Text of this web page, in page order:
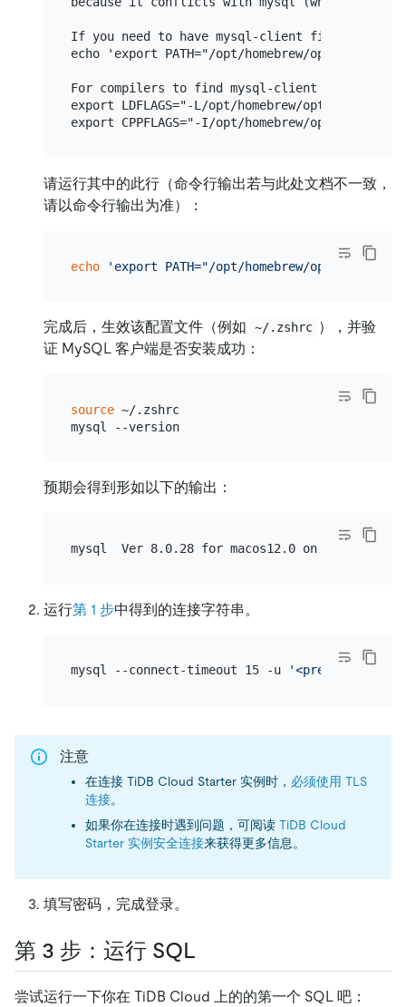
If you need to have mysql-client first in your
echo 'export PATH="/opt/homebrew/opt/mysql-
For compilers to find mysql-client you may
export LDFLAGS="-L/opt/homebrew/opt/mysql-
请运行其中的此行（命令行输出若与此处文档不一致，
请以命令行输出为准）：
echo 'export PATH="/opt/homebrew/opt/mysql-
完成后，生效该配置文件（例如 ~/.zshrc ），并验
证 MySQL 客户端是否安装成功：
source ~/.zshrc
mysql --version
预期会得到形如以下的输出：
运行第 1 步中得到的连接字符串。
mysql --connect-timeout 15 -u '<prefix>.root'
注意
在连接 TiDB Cloud Starter 实例时， 必须使用 TLS
连接。
如果你在连接时遇到问题，可阅读 TiDB Cloud
Starter 实例安全连接来获得更多信息。
填写密码，完成登录。
第 3 步：运行 SQL
尝试运行一下你在 TiDB Cloud 上的的第一个 SQL 吧：